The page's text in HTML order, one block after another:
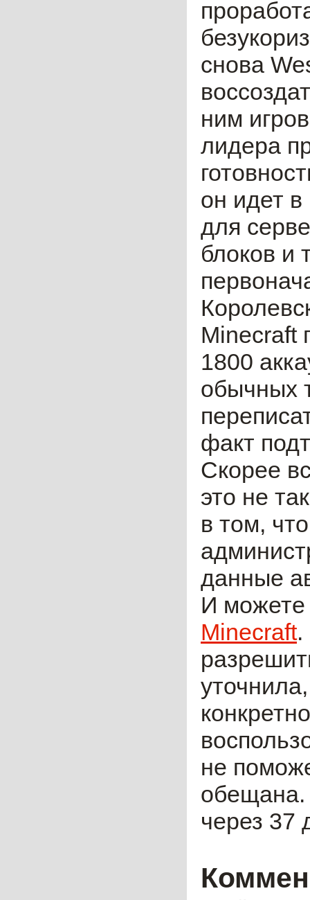
снова
ним
лидера
он идет
для
блоков и
Minecraft
1800
обычных
факт
Скорее
это не
в том,
данные
И можете
Minecraft.
не
обещана.
через 37